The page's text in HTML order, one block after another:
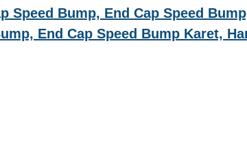
Speed Bump, End Cap Speed
End Cap Speed Bump Karet,